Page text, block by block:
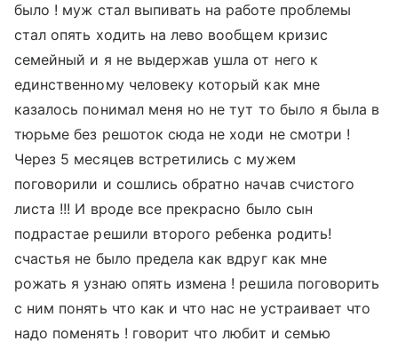
было ! муж стал выпивать на работе проблемы
стал опять ходить на лево вообщем кризис
семейный и я не выдержав ушла от него к
единственному человеку который как мне
казалось понимал меня но не тут то было я была в
тюрьме без решоток сюда не ходи не смотри !
Через 5 месяцев встретились с мужем
поговорили и сошлись обратно начав счистого
листа !!! И вроде все прекрасно было сын
подрастае решили второго ребенка родить!
счастья не было предела как вдруг как мне
рожать я узнаю опять измена ! решила поговорить
с ним понять что как и что нас не устраивает что
надо поменять ! говорит что любит и семью